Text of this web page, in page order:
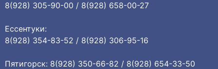
8(928) 305-90-00 / 8(928) 658-00-27
Ессентуки:
8(928) 354-83-52 / 8(928) 306-95-16
Пятигорск: 8(928) 350-66-82 / 8(928) 654-33-50